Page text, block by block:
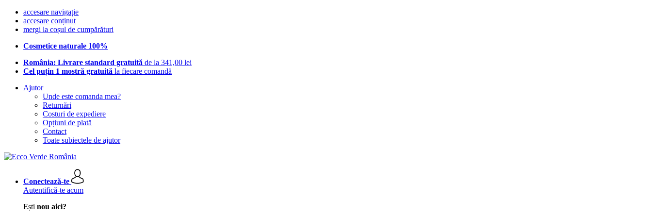
accesare navigație
accesare conținut
mergi la coșul de cumpărături
Cosmetice naturale 100%
România: Livrare standard gratuită de la 341,00 lei
Cel puțin 1 mostră gratuită la fiecare comandă
Ajutor
Unde este comanda mea?
Returnări
Costuri de expediere
Opțiuni de plată
Contact
Toate subiectele de ajutor
Conectează-te
Autentifică-te acum
Ești nou aici?